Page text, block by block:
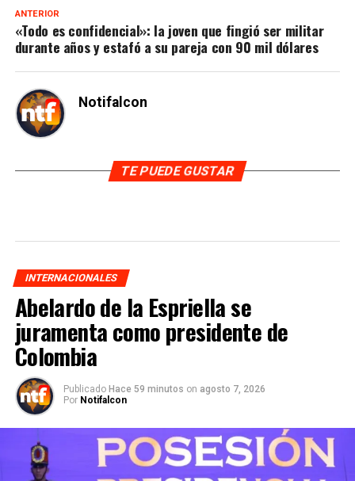
ANTERIOR
«Todo es confidencial»: la joven que fingió ser militar
durante años y estafó a su pareja con 90 mil dólares
Notifalcon
TE PUEDE GUSTAR
INTERNACIONALES
Abelardo de la Espriella se
juramenta como presidente de
Colombia
Publicado Hace 59 minutos on agosto 7, 2026
Por Notifalcon